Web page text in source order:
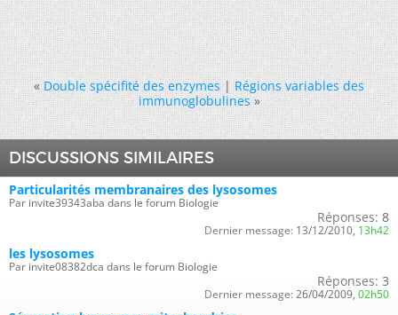
« Double spécifité des enzymes|Régions variables des
immunoglobulines »
DISCUSSIONS SIMILAIRES
Particularités membranaires des lysosomes
Par invite39343aba dans le forum Biologie
Réponses: 8
Dernier message: 13/12/2010, 13h42
les lysosomes
Par invite08382dca dans le forum Biologie
Réponses: 3
Dernier message: 26/04/2009, 02h50